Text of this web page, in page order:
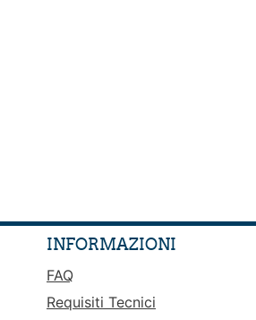
INFORMAZIONI
FAQ
Requisiti Tecnici